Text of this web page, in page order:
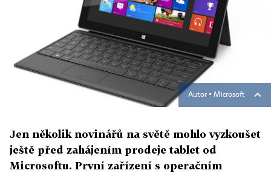
Autor ▪ Microsoft
Jen několik novinářů na světě mohlo vyzkoušet
ještě před zahájením prodeje tablet od
Microsoftu. První zařízení s operačním